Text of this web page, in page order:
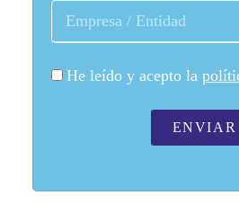
He leído y acepto la
ENVIAR